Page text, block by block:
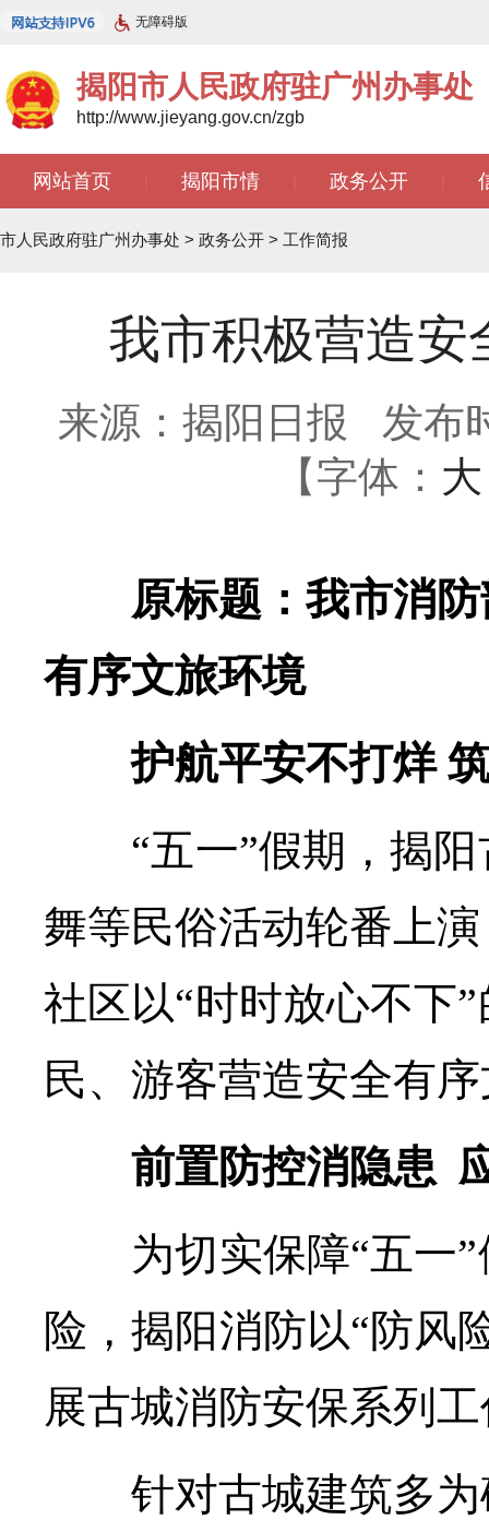
无障碍版
揭阳市人民政府驻广州办事处
http://www.jieyang.gov.cn/zgb
网站首页 揭阳市情 政务公开
文苑天地 |
市人民政府驻广州办事处 > 政务公开 > 工作简报
我市积极营造安
来源：揭阳日报
发布
【字体： 大
原标题：我市消防
有序文旅环境
护航平安不打烊 筑
“五一”假期，揭阳
舞等民俗活动轮番上
社区以“时时放心不下
民、游客营造安全有
前置防控消隐患 应
为切实保障“五一”
险，揭阳消防以“防风
展古城消防安保系列
针对古城建筑多为